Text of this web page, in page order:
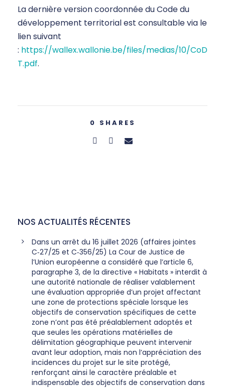
La dernière version coordonnée du Code du
développement territorial est consultable via le
lien suivant
: https://wallex.wallonie.be/files/medias/10/CoD
T.pdf.
0 SHARES
NOS ACTUALITÉS RÉCENTES
Dans un arrêt du 16 juillet 2026 (affaires jointes
C‑27/25 et C‑356/25) La Cour de Justice de
l’Union européenne a considéré que l’article 6,
paragraphe 3, de la directive « Habitats » interdit à
une autorité nationale de réaliser valablement
une évaluation appropriée d’un projet affectant
une zone de protections spéciale lorsque les
objectifs de conservation spécifiques de cette
zone n’ont pas été préalablement adoptés et
que seules les opérations matérielles de
délimitation géographique peuvent intervenir
avant leur adoption, mais non l’appréciation des
incidences du projet sur le site protégé,
renforçant ainsi le caractère préalable et
indispensable des objectifs de conservation dans